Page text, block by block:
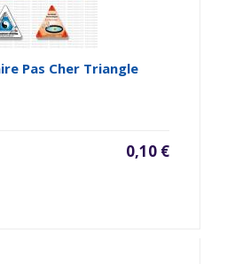
Pas Cher Triangle
0,10 €